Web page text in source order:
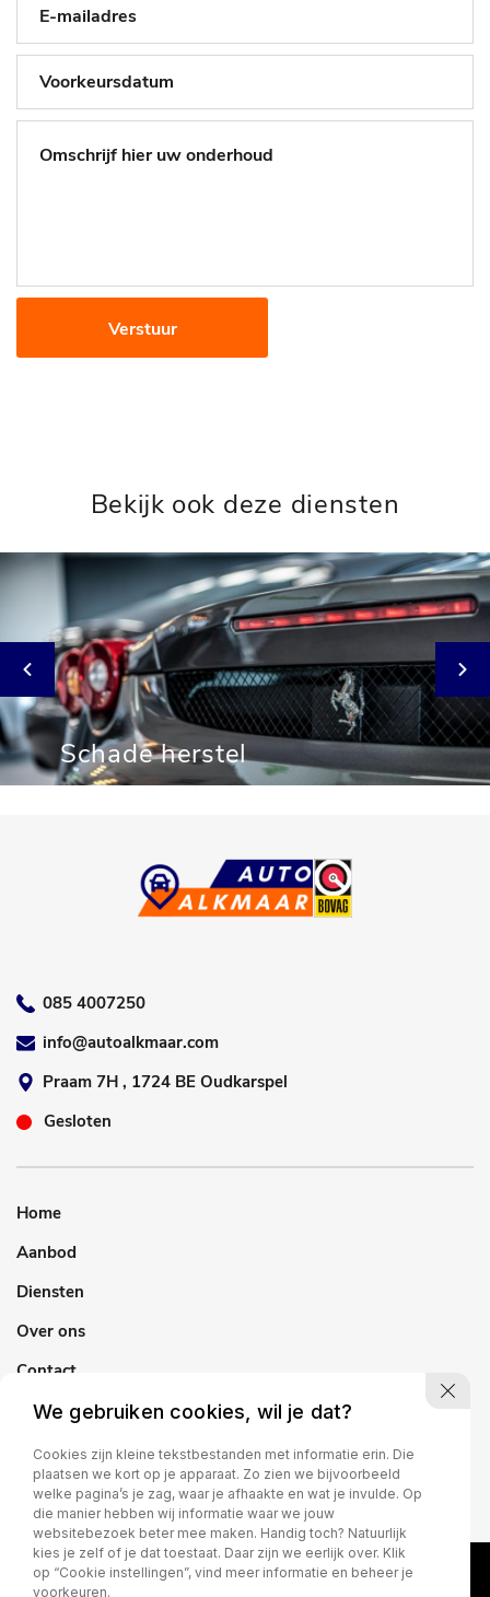
Verstuur
Bekijk ook deze diensten
Schade herstel
085 4007250
info@autoalkmaar.com
Praam 7H , 1724 BE Oudkarspel
Gesloten
Home
Aanbod
Diensten
Over ons
Contact
We gebruiken cookies, wil je dat?
Cookies zijn kleine tekstbestanden met informatie erin. Die
plaatsen we kort op je apparaat. Zo zien we bijvoorbeeld
welke pagina’s je zag, waar je afhaakte en wat je invulde. Op
die manier hebben wij informatie waar we jouw
websitebezoek beter mee maken. Handig toch? Natuurlijk
kies je zelf of je dat toestaat. Daar zijn we eerlijk over. Klik
op “Cookie instellingen”, vind meer informatie en beheer je
voorkeuren.